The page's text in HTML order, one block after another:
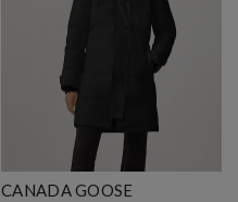
CANADA GOOSE